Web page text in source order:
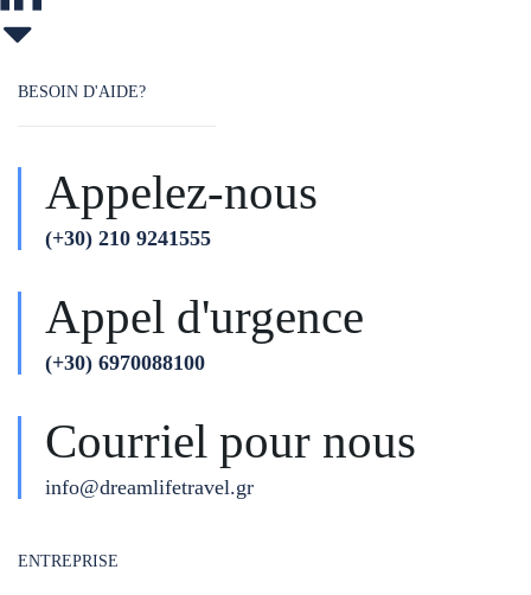
BESOIN D'AIDE?
Appelez-nous
(+30) 210 9241555
Appel d'urgence
(+30) 6970088100
Courriel pour nous
info@dreamlifetravel.gr
ENTREPRISE